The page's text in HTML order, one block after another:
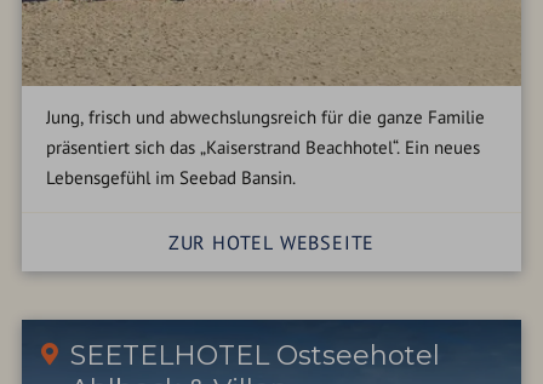
Jung, frisch und abwechslungsreich für die ganze Familie
präsentiert sich das „Kaiserstrand Beachhotel“. Ein neues
Lebensgefühl im Seebad Bansin.
ZUR HOTEL WEBSEITE
SEETELHOTEL Ostseehotel